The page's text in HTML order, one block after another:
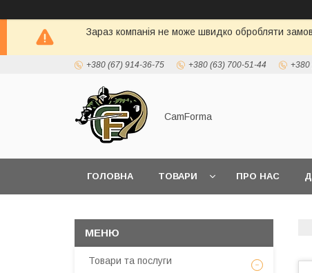
Зараз компанія не може швидко обробляти
+380 (67) 914-36-75 +380 (63) 700-51-44 +380
CamForma
ГОЛОВНА ТОВАРИ ПРО НАС
Товари та послуги